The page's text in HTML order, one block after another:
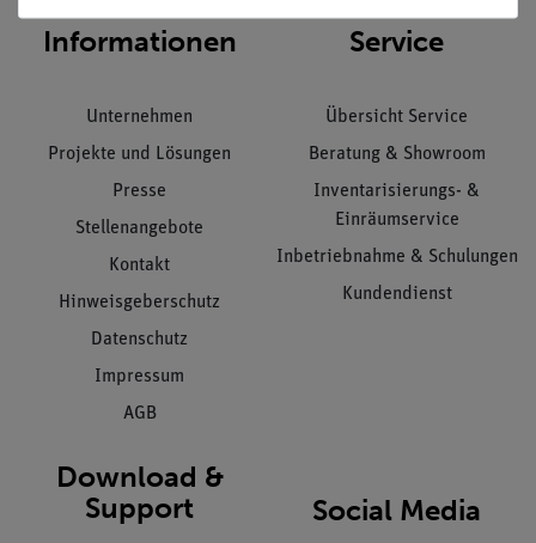
Informationen
Unternehmen
Projekte und Lösungen
Presse
Stellenangebote
Kontakt
Hinweisgeberschutz
Datenschutz
Impressum
AGB
Service
Übersicht Service
Beratung & Showroom
Inventarisierungs- &
Einräumservice
Inbetriebnahme & Schulungen
Kundendienst
Download &
Support
Social Media